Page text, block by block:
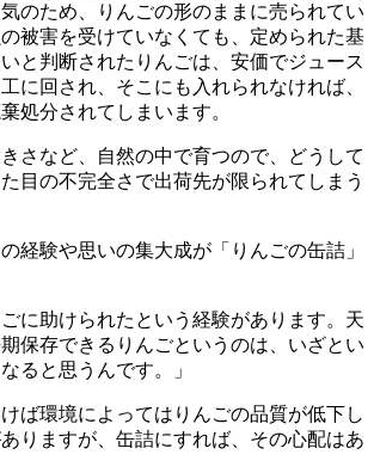
のため、りんごの形のままに売られてい
被害を受けていなくても、定められた基
と判断されたりんごは、安価でジュース
に回され、そこにも入れられなければ、
処分されてしまいます。
さなど、自然の中で育つので、どうして
目の不完全さで出荷先が限られてしまう
経験や思いの集大成が「りんごの缶詰」
ごに助けられたという経験があります。天
保存できるりんごというのは、いざとい
ると思うんです。」
ば環境によってはりんごの品質が低下し
りますが、缶詰にすれば、その心配はあ